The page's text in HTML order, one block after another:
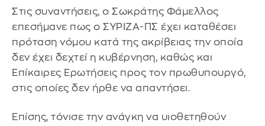
Στις συναντήσεις, ο Σωκράτης Φάμελλος
επεσήμανε πως ο ΣΥΡΙΖΑ-ΠΣ έχει καταθέσει
πρόταση νόμου κατά της ακρίβειας την οποία
δεν έχει δεχτεί η κυβέρνηση, καθώς και
Επίκαιρες Ερωτήσεις προς τον πρωθυπουργό,
στις οποίες δεν ήρθε να απαντήσει.
Επίσης, τόνισε την ανάγκη να υιοθετηθούν